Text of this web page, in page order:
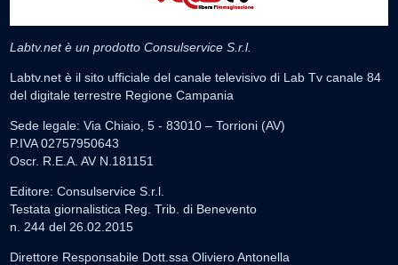
Labtv.net è un prodotto Consulservice S.r.l.
Labtv.net è il sito ufficiale del canale televisivo di Lab Tv canale 84
del digitale terrestre Regione Campania
Sede legale: Via Chiaio, 5 - 83010 – Torrioni (AV)
P.IVA 02757950643
Oscr. R.E.A. AV N.181151
Editore: Consulservice S.r.l.
Testata giornalistica Reg. Trib. di Benevento
n. 244 del 26.02.2015
Direttore Responsabile Dott.ssa Oliviero Antonella